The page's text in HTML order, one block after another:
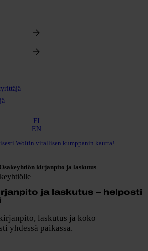
FI
EN
Woltin virallisen kumppanin kautta!
Osakeyhtiön kirjanpito ja laskutus
ja laskutus – helposti
laskutus ja koko
yhdessä paikassa.